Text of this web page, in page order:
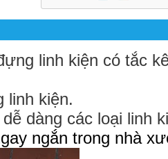
linh kiện có tắc
linh kiện.
dàng các loại linh
ngắn trong nhà